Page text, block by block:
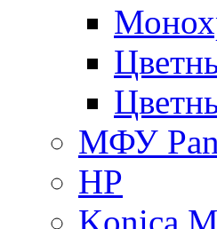
МФУ
HP